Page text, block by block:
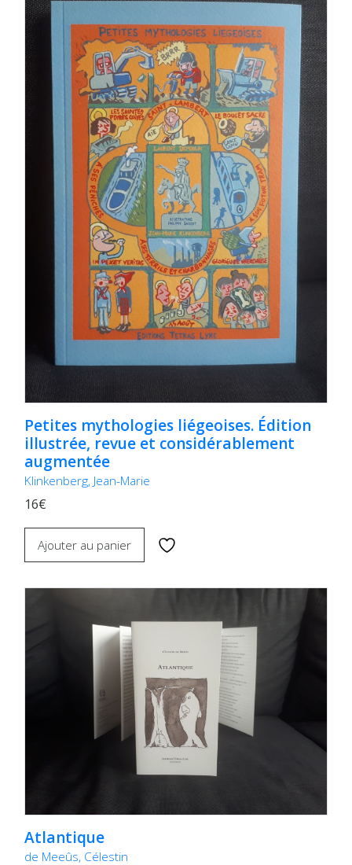
Petites mythologies liégeoises. Édition
illustrée, revue et considérablement
augmentée
Klinkenberg, Jean-Marie
16€
Ajouter au panier
Atlantique
de Meeûs, Célestin